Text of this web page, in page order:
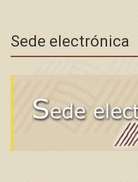
Sede electrónica